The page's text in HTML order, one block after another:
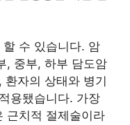
수 있습니다. 암
, 중부, 하부 담도암
자의 상태와 병기
용됐습니다. 가장
근치적 절제술이라